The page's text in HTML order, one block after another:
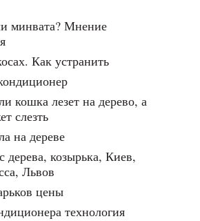
минвата? Мнение
Как устранить
кошка лезет на дерево, а
слезть
на дереве
дерева, козырька, Киев,
Львов
цены
технология